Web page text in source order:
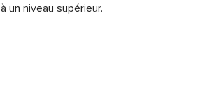
à un niveau supérieur.